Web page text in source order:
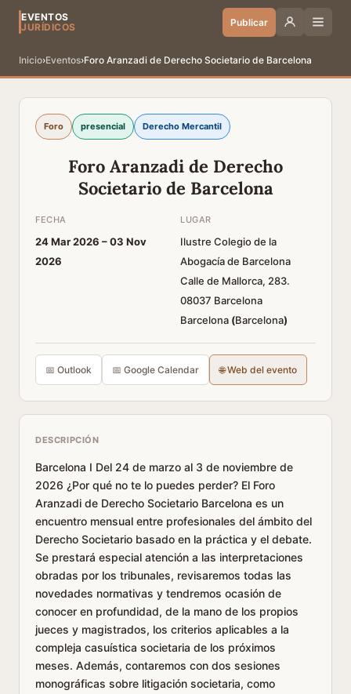
EVENTOS
JURÍDICOS
Publicar
Inicio›Eventos›Foro Aranzadi de Derecho Societario de Barcelona
Foro presencial Derecho Mercantil
Foro Aranzadi de Derecho
Societario de Barcelona
FECHA
24 Mar 2026 –03 Nov
2026
LUGAR
Ilustre Colegio de la
Abogacía de Barcelona
Calle de Mallorca, 283.
08037 Barcelona
Barcelona (Barcelona)
📅 Outlook 📅 Google Calendar 🌐 Web del evento
DESCRIPCIÓN
Barcelona I Del 24 de marzo al 3 de noviembre de
2026 ¿Por qué no te lo puedes perder? El Foro
Aranzadi de Derecho Societario Barcelona es un
encuentro mensual entre profesionales del ámbito del
Derecho Societario basado en la práctica y el debate.
Se prestará especial atención a las interpretaciones
obradas por los tribunales, revisaremos todas las
novedades normativas y tendremos ocasión de
conocer en profundidad, de la mano de los propios
jueces y magistrados, los criterios aplicables a la
compleja casuística societaria de los próximos
meses. Además, contaremos con dos sesiones
monográficas sobre litigación societaria, como